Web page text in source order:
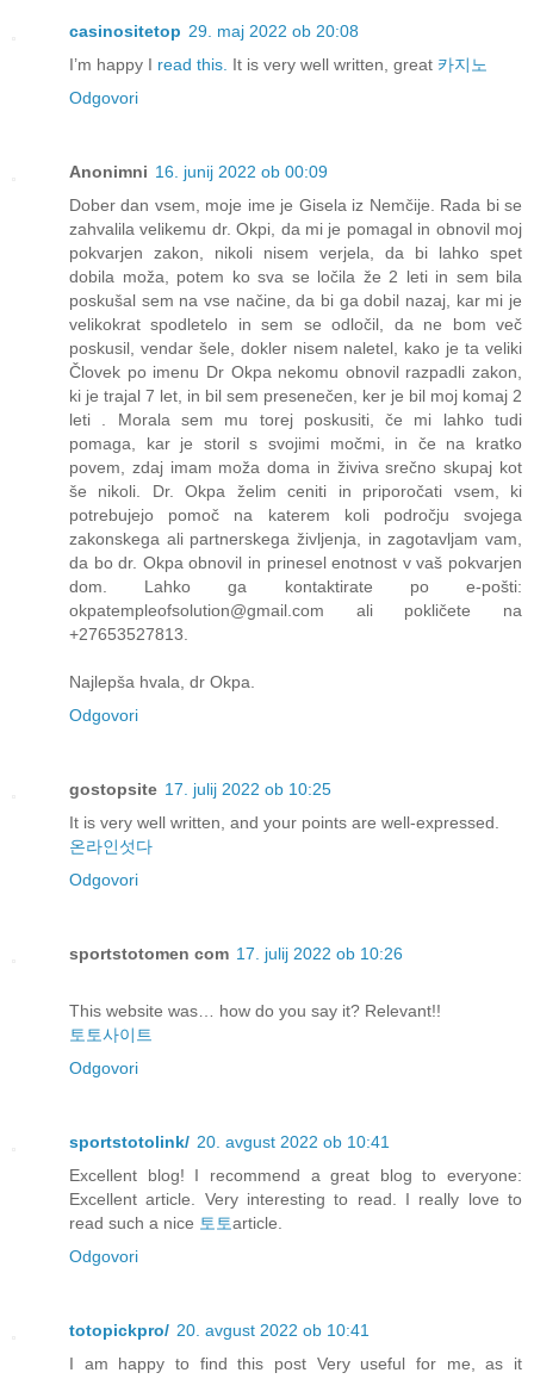
casinositetop 29. maj 2022 ob 20:08
I’m happy I read this. It is very well written, great 카지노
Odgovori
Anonimni 16. junij 2022 ob 00:09
Dober dan vsem, moje ime je Gisela iz Nemčije. Rada bi se
zahvalila velikemu dr. Okpi, da mi je pomagal in obnovil moj
pokvarjen zakon, nikoli nisem verjela, da bi lahko spet
dobila moža, potem ko sva se ločila že 2 leti in sem bila
poskušal sem na vse načine, da bi ga dobil nazaj, kar mi je
velikokrat spodletelo in sem se odločil, da ne bom več
poskusil, vendar šele, dokler nisem naletel, kako je ta veliki
Človek po imenu Dr Okpa nekomu obnovil razpadli zakon,
ki je trajal 7 let, in bil sem presenečen, ker je bil moj komaj 2
leti . Morala sem mu torej poskusiti, če mi lahko tudi
pomaga, kar je storil s svojimi močmi, in če na kratko
povem, zdaj imam moža doma in živiva srečno skupaj kot
še nikoli. Dr. Okpa želim ceniti in priporočati vsem, ki
potrebujejo pomoč na katerem koli področju svojega
zakonskega ali partnerskega življenja, in zagotavljam vam,
da bo dr. Okpa obnovil in prinesel enotnost v vaš pokvarjen
dom. Lahko ga kontaktirate po e-pošti:
okpatempleofsolution@gmail.com ali pokličete na
+27653527813.
Najlepša hvala, dr Okpa.
Odgovori
gostopsite 17. julij 2022 ob 10:25
It is very well written, and your points are well-expressed.
온라인섯다
Odgovori
sportstotomen com 17. julij 2022 ob 10:26
This website was… how do you say it? Relevant!!
토토사이트
Odgovori
sportstotolink/ 20. avgust 2022 ob 10:41
Excellent blog! I recommend a great blog to everyone:
Excellent article. Very interesting to read. I really love to
read such a nice 토토article.
Odgovori
totopickpro/ 20. avgust 2022 ob 10:41
I am happy to find this post Very useful for me, as it